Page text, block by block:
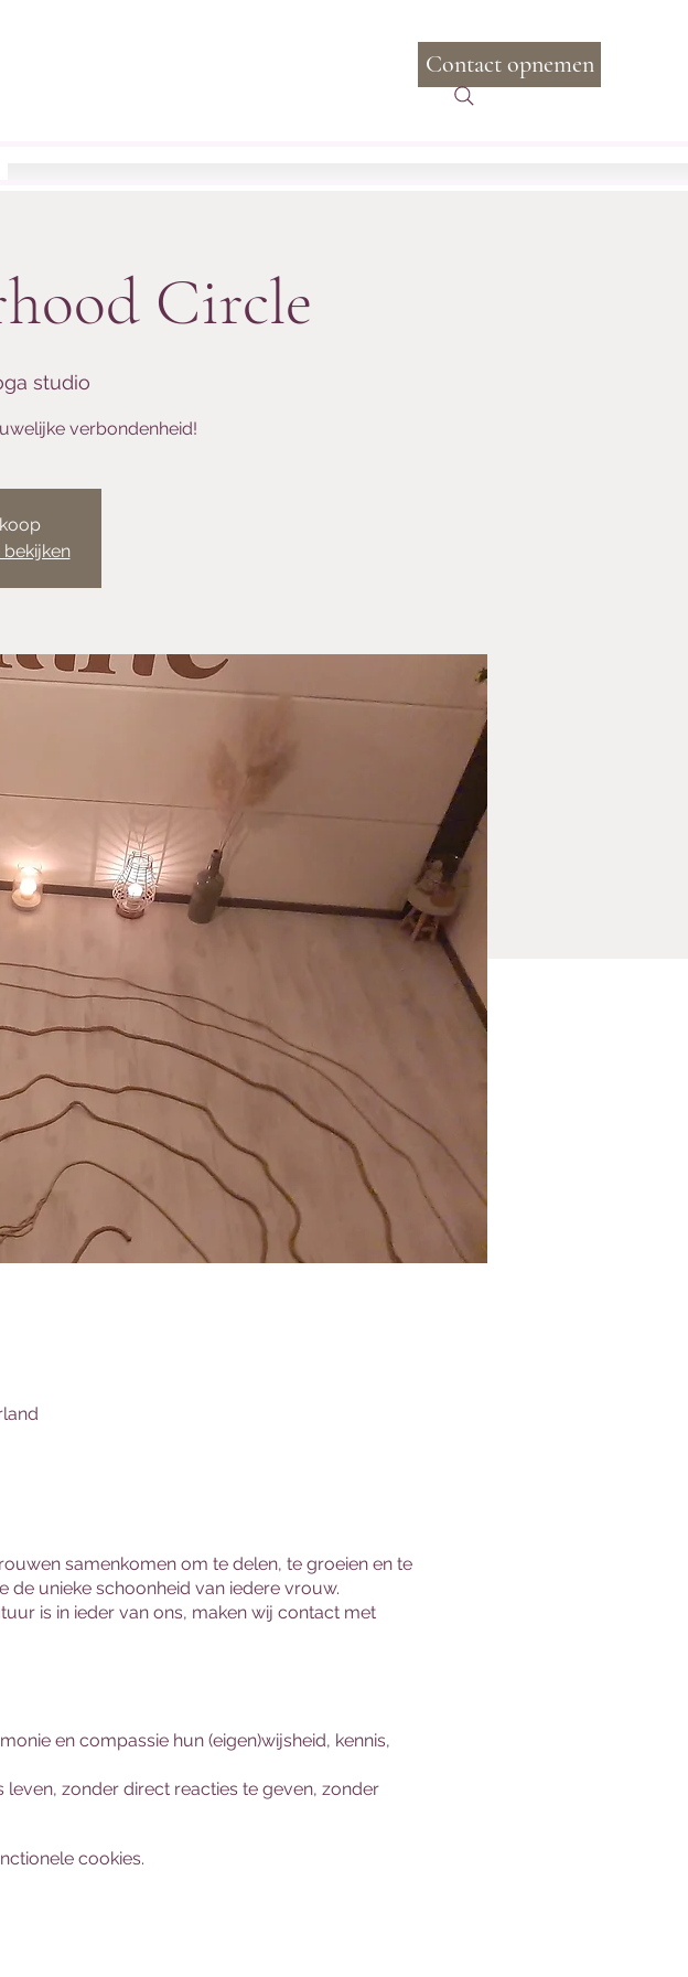
Contact opnemen
Circle
studio
verbondenheid!
samenkomen om te delen, te groeien en te
de unieke schoonheid van iedere vrouw.
is in ieder van ons, maken wij contact met
en compassie hun (eigen)wijsheid, kennis,
zonder direct reacties te geven, zonder
dans, massage, reiki, klanken of cacao.
jezelf kunt zijn zijn zonder te moeten en jezelf
cookies.